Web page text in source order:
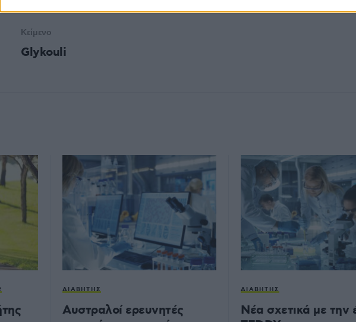
Κείμενο
Glykouli
ΔΙΑΒΉΤΗΣ
Αυστραλοί ερευνητές
ΔΙΑΒΉΤΗΣ
Νέα σχετικά με την